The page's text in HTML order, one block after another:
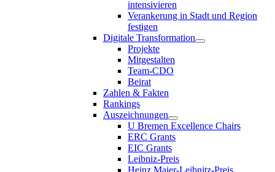
intensivieren
Verankerung in Stadt und Region
festigen
Digitale Transformation
Projekte
Mitgestalten
Team-CDO
Beirat
Zahlen & Fakten
Rankings
Auszeichnungen
U Bremen Excellence Chairs
ERC Grants
EIC Grants
Leibniz-Preis
Heinz Maier-Leibnitz-Preis